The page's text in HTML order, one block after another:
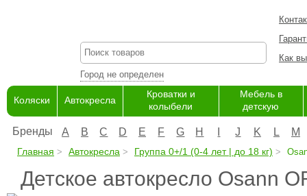
Город не определен
Как
Коляски Автокресла
Кроватки и
колыбели
Мебель в
детскую
Бренды A B C D E F G H J K L M
Главная Автокресла Группа 0+/1 (0-4 лет | до 18 кг)
Детское автокресло Osann